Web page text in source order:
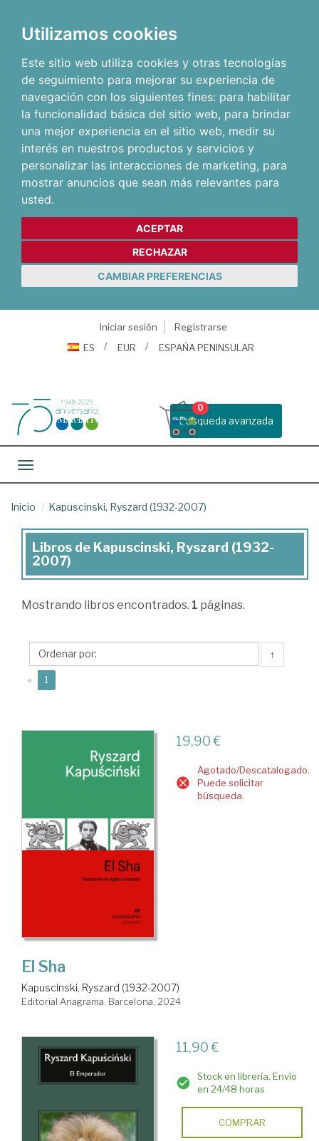
Utilizamos cookies
Este sitio web utiliza cookies y otras tecnologías
de seguimiento para mejorar su experiencia de
navegación con los siguientes fines: para habilitar
la funcionalidad básica del sitio web, para brindar
una mejor experiencia en el sitio web, medir su
interés en nuestros productos y servicios y
personalizar las interacciones de marketing, para
mostrar anuncios que sean más relevantes para
usted.
ACEPTAR
RECHAZAR
CAMBIAR PREFERENCIAS
Iniciar sesión
Registrarse
ES
EUR ESPAÑA PENINSULAR
Busqueda avanzada
0
Toggle navigation
Inicio Kapuscinski, Ryszard (1932-2007)
Libros
de
Kapuscinski,
(1932-
2007)
Libros de Kapuscinski, Ryszard (1932-
2007)
Mostrando libros encontrados. 1 páginas.
↑
« 1
19,90 €
Agotado/Descatalogado.
Puede solicitar
búsqueda.
El Sha
Kapuscinski, Ryszard (1932-2007)
Editorial Anagrama. Barcelona, 2024
11,90 €
Stock en librería. Envío
en 24/48 horas
COMPRAR